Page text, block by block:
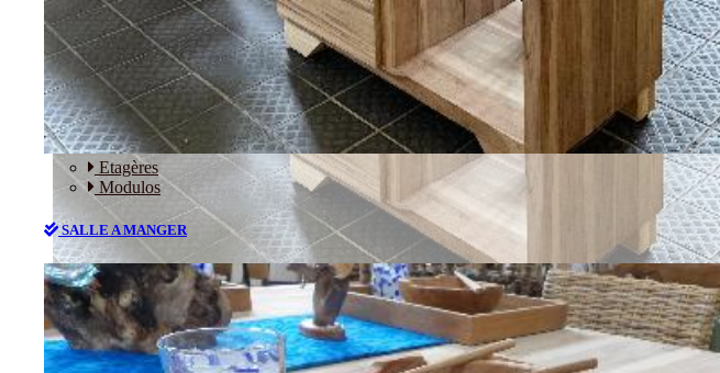
Etagères
Modulos
SALLE A MANGER
Etagères
Modulos
SALLE A MANGER